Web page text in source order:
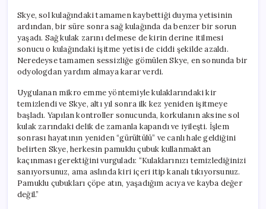
Skye, sol kulağındaki tamamen kaybettiği duyma yetisinin
ardından, bir süre sonra sağ kulağında da benzer bir sorun
yaşadı. Sağ kulak zarını delmese de kirin derine itilmesi
sonucu o kulağındaki işitme yetisi de ciddi şekilde azaldı.
Neredeyse tamamen sessizliğe gömülen Skye, en sonunda bir
odyologdan yardım almaya karar verdi.
Uygulanan mikro emme yöntemiyle kulaklarındaki kir
temizlendi ve Skye, altı yıl sonra ilk kez yeniden işitmeye
başladı. Yapılan kontroller sonucunda, korkulanın aksine sol
kulak zarındaki delik de zamanla kapandı ve iyileşti. İşlem
sonrası hayatının yeniden “gürültülü” ve canlı hale geldiğini
belirten Skye, herkesin pamuklu çubuk kullanmaktan
kaçınması gerektiğini vurguladı: “Kulaklarınızı temizlediğinizi
sanıyorsunuz, ama aslında kiri içeri itip kanalı tıkıyorsunuz.
Pamuklu çubukları çöpe atın, yaşadığım acıya ve kayba değer
değil.”